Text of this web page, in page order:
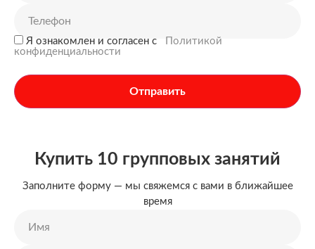
Я ознакомлен и согласен c
Политикой
конфиденциальности
Отправить
Купить 10 групповых занятий
Заполните форму — мы свяжемся с вами в ближайшее
время